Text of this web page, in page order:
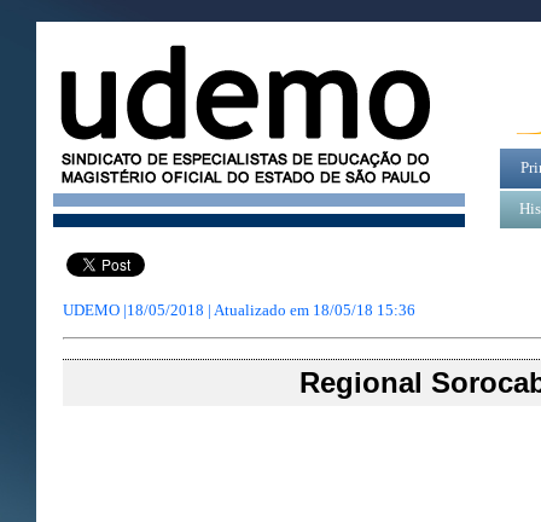
UDEMO |18/05/2018 | Atualizado em 18/05/18 15:36
Regional